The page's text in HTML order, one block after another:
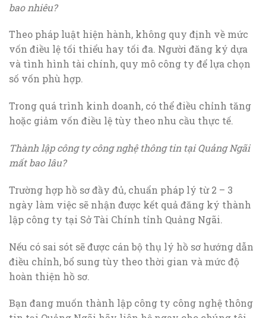
bao nhiêu?
Theo pháp luật hiện hành, không quy định về mức
vốn điều lệ tối thiểu hay tối đa. Người đăng ký dựa
và tình hình tài chính, quy mô công ty để lựa chọn
số vốn phù hợp.
Trong quá trình kinh doanh, có thể điều chỉnh tăng
hoặc giảm vốn điều lệ tùy theo nhu cầu thực tế.
Thành lập công ty công nghệ thông tin tại Quảng Ngãi
mất bao lâu?
Trường hợp hồ sơ đầy đủ, chuẩn pháp lý từ 2 – 3
ngày làm việc sẽ nhận được kết quả đăng ký thành
lập công ty tại Sở Tài Chính tỉnh Quảng Ngãi.
Nếu có sai sót sẽ được cán bộ thụ lý hồ sơ hướng dẫn
điều chỉnh, bổ sung tùy theo thời gian và mức độ
hoàn thiện hồ sơ.
Bạn đang muốn thành lập công ty công nghệ thông